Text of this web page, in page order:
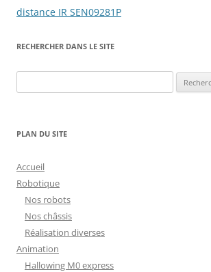
des
distance IR SEN09281P
RECHERCHER DANS LE SITE
PLAN DU SITE
Accueil
Robotique
Nos robots
Nos châssis
Réalisation diverses
Animation
Hallowing M0 express